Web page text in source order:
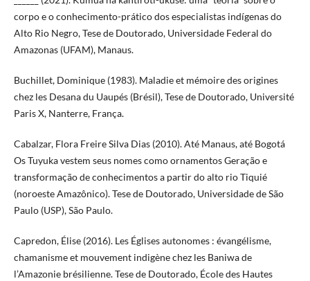
corpo e o conhecimento-prático dos especialistas indígenas do
Alto Rio Negro, Tese de Doutorado, Universidade Federal do
Amazonas (UFAM), Manaus.
Buchillet, Dominique (1983). Maladie et mémoire des origines
chez les Desana du Uaupés (Brésil), Tese de Doutorado, Université
Paris X, Nanterre, França.
Cabalzar, Flora Freire Silva Dias (2010). Até Manaus, até Bogotá
Os Tuyuka vestem seus nomes como ornamentos Geração e
transformação de conhecimentos a partir do alto rio Tiquié
(noroeste Amazônico). Tese de Doutorado, Universidade de São
Paulo (USP), São Paulo.
Capredon, Élise (2016). Les Églises autonomes : évangélisme,
chamanisme et mouvement indigène chez les Baniwa de
l’Amazonie brésilienne. Tese de Doutorado, École des Hautes